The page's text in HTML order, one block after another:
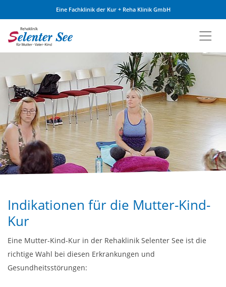
Zum Inhalt springen
Eine Fachklinik der Kur + Reha Klinik GmbH
Indikationen für die Mutter-Kind-
Kur
Eine Mutter-Kind-Kur in der Rehaklinik Selenter See ist die
richtige Wahl bei diesen Erkrankungen und
Gesundheitsstörungen: